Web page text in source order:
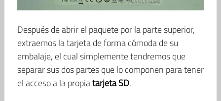
Después de abrir el paquete por la parte superior,
extraemos la tarjeta de forma cómoda de su
embalaje, el cual simplemente tendremos que
separar sus dos partes que lo componen para tener
el acceso a la propiatarjeta SD.